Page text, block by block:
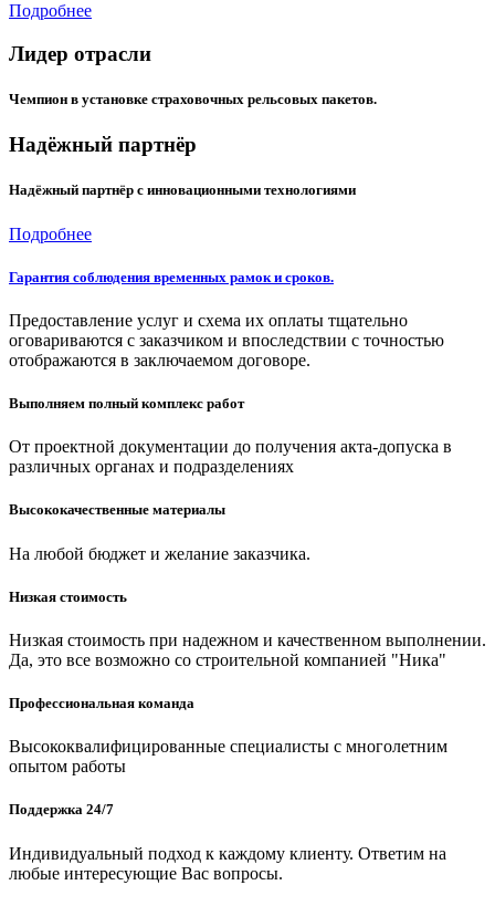
Подробнее
Лидер отрасли
Чемпион в установке страховочных рельсовых пакетов.
Надёжный партнёр
Надёжный партнёр с инновационными технологиями
Подробнее
Гарантия соблюдения временных рамок и сроков.
Предоставление услуг и схема их оплаты тщательно
оговариваются с заказчиком и впоследствии с точностью
отображаются в заключаемом договоре.
Выполняем полный комплекс работ
От проектной документации до получения акта-допуска в
различных органах и подразделениях
Высококачественные материалы
На любой бюджет и желание заказчика.
Низкая стоимость
Низкая стоимость при надежном и качественном выполнении.
Да, это все возможно со строительной компанией "Ника"
Профессиональная команда
Высококвалифицированные специалисты с многолетним
опытом работы
Поддержка 24/7
Индивидуальный подход к каждому клиенту. Ответим на
любые интересующие Вас вопросы.